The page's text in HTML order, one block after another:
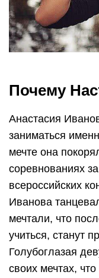
Почему
Анастасия
заниматься
мечте она
соревнованиях
всероссийских
Иванова
мечтали, что
учиться, станут
Голубоглазая
своих мечтах,